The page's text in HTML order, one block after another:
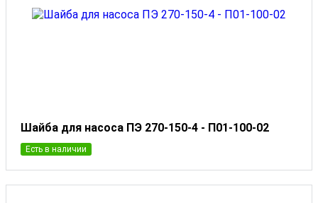
Шайба для насоса ПЭ 270-150-4 - П01-100-02
Есть в наличии